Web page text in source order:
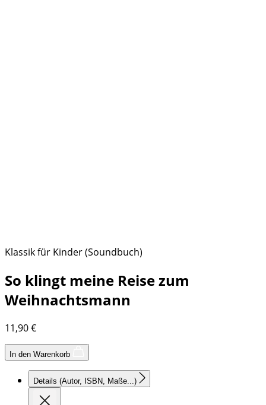
Klassik für Kinder (Soundbuch)
So klingt meine Reise zum
Weihnachtsmann
11,90€
In den Warenkorb
Details (Autor, ISBN, Maße...)